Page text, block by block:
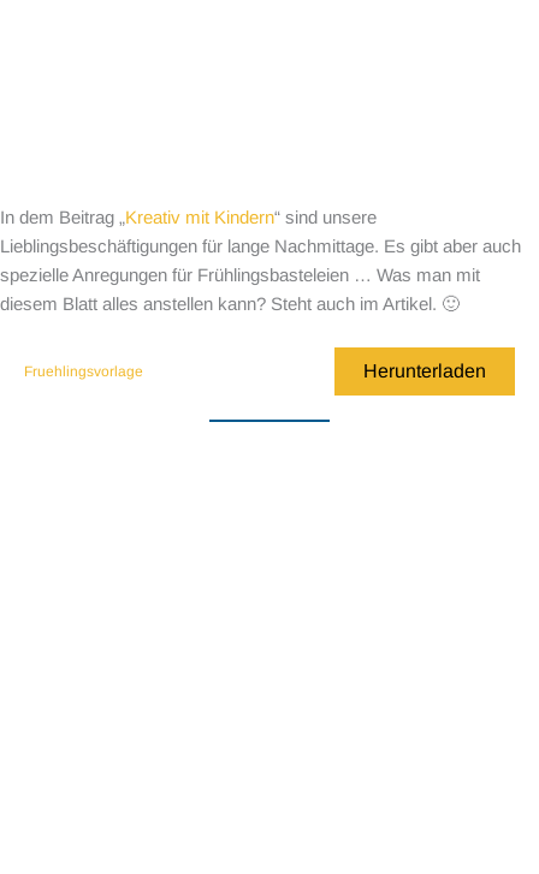
In dem Beitrag „Kreativ mit Kindern“ sind unsere
Lieblingsbeschäftigungen für lange Nachmittage. Es gibt aber auch
spezielle Anregungen für Frühlingsbasteleien … Was man mit
diesem Blatt alles anstellen kann? Steht auch im Artikel. 🙂
Fruehlingsvorlage Herunterladen